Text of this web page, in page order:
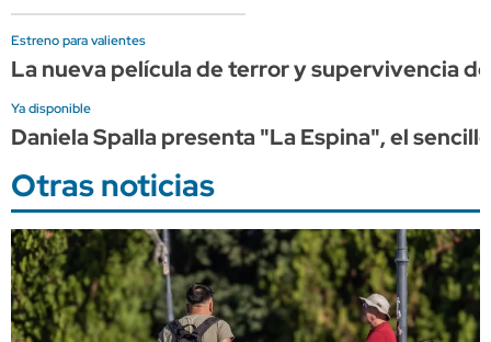
Estreno para valientes
La nueva película de terror y supervivencia
Ya disponible
Daniela Spalla presenta "La Espina", el
Otras noticias